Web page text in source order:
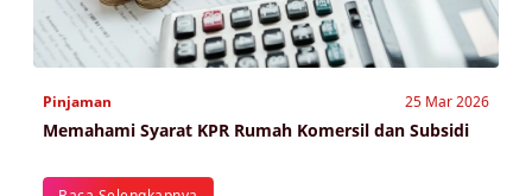
Pinjaman 25 Mar 2026
Memahami Syarat KPR Rumah Komersil dan Subsidi